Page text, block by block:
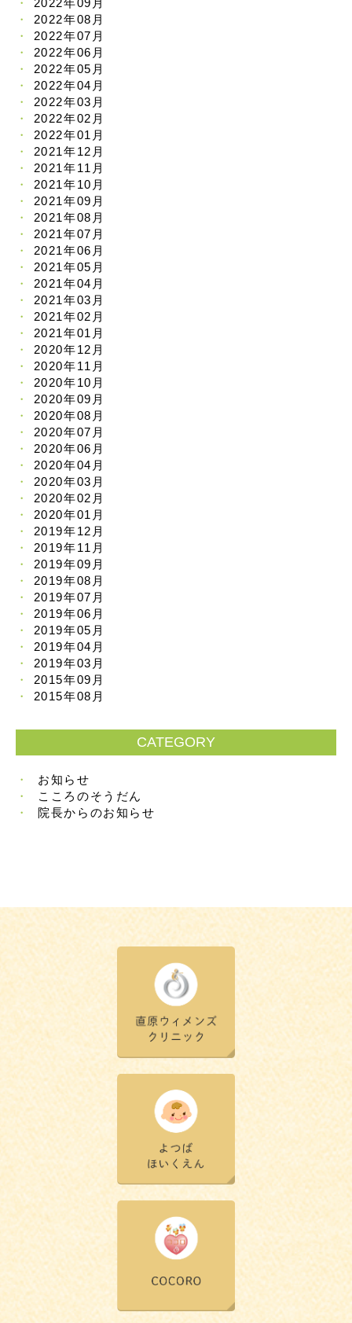
2022年09月
2022年08月
2022年07月
2022年06月
2022年05月
2022年04月
2022年03月
2022年02月
2022年01月
2021年12月
2021年11月
2021年10月
2021年09月
2021年08月
2021年07月
2021年06月
2021年05月
2021年04月
2021年03月
2021年02月
2021年01月
2020年12月
2020年11月
2020年10月
2020年09月
2020年08月
2020年07月
2020年06月
2020年04月
2020年03月
2020年02月
2020年01月
2019年12月
2019年11月
2019年09月
2019年08月
2019年07月
2019年06月
2019年05月
2019年04月
2019年03月
2015年09月
2015年08月
CATEGORY
お知らせ
こころのそうだん
院長からのお知らせ